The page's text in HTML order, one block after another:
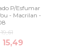
P/Esfumar
- Macrilan -